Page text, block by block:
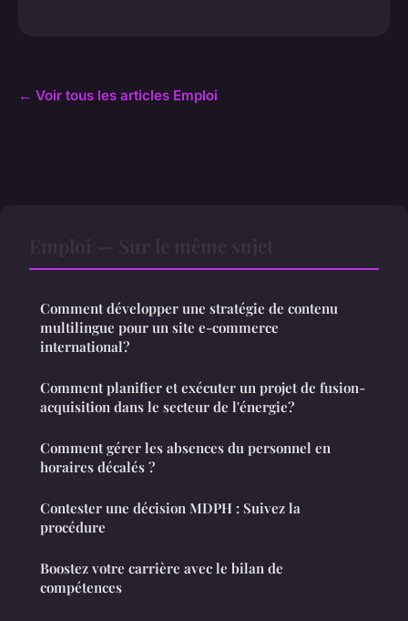
← Voir tous les articles Emploi
Comment développer une stratégie de contenu
multilingue pour un site e-commerce
international?
Comment planifier et exécuter un projet de fusion-
acquisition dans le secteur de l'énergie?
Comment gérer les absences du personnel en
horaires décalés ?
Contester une décision MDPH : Suivez la
procédure
Boostez votre carrière avec le bilan de
compétences